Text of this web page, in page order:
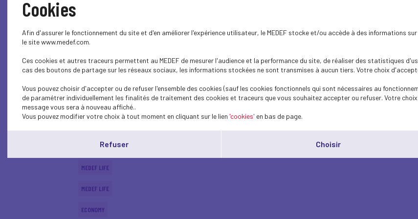
SOCIAL
PARITY-DIVERSITY
ECONOMY
MEDEF LIFE
MEDEF LIFE
MEDEF LIFE
ECONOMY
Cookies
Afin d'assurer le fonctionnement du site et d'en améliorer l'expérience utilisateur, le MEDEF stocke et/ou accède à des informations
le site www.medef.com.
Ces cookies et autres traceurs permettent au MEDEF de mesurer l'audience et la performance du site, de réaliser des statistiques
cas des boutons de partage sur les réseaux sociaux, les informations stockées ne sont transmises à aucun tiers. Votre choix
Vous pouvez choisir d'accepter ou de refuser l'ensemble des cookies (sauf les cookies fonctionnels qui sont nécessaires au
de paramétrer individuellement les finalités de traitement des cookies et traceurs que vous souhaitez accepter ou refuser. Votre
message vous sera à nouveau affiché..
Vous pouvez modifier votre choix à tout moment en cliquant sur le lien 'cookies' en bas de page.
Refuser Choisir